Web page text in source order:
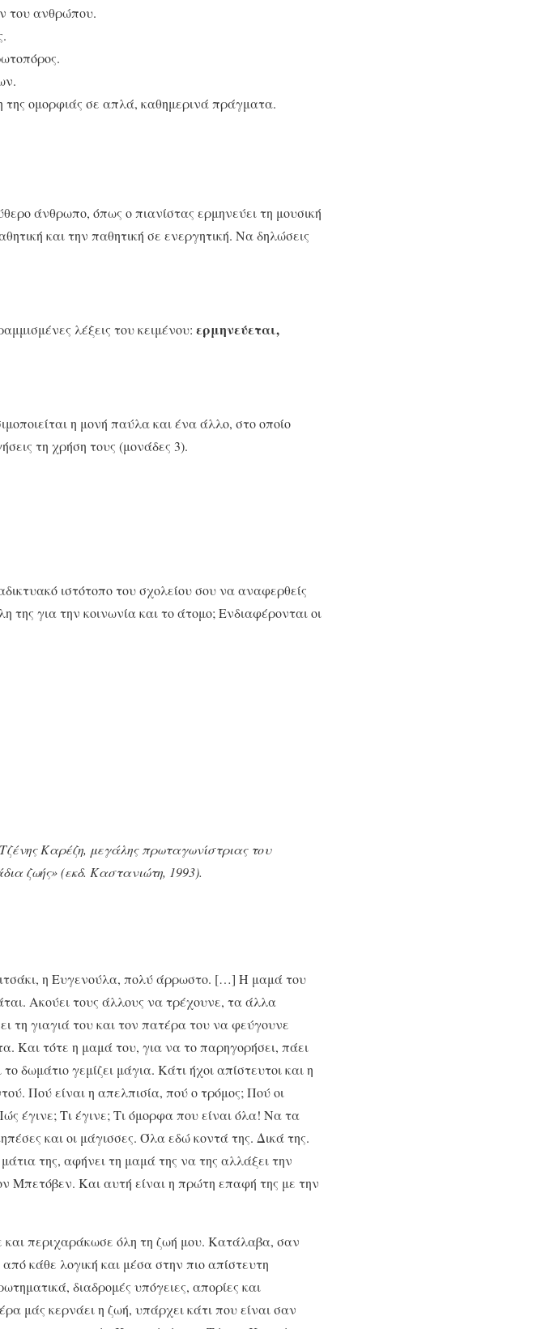
του ανθρώπου.
της ομορφιάς σε απλά, καθημερινά πράγματα.
άνθρωπο, όπως ο πιανίστας ερμηνεύει τη μουσική
και την παθητική σε ενεργητική. Να δηλώσεις
λέξεις του κειμένου: ερμηνεύεται,
η μονή παύλα και ένα άλλο, στο οποίο
τη χρήση τους (μονάδες 3).
ιστότοπο του σχολείου σου να αναφερθείς
της για την κοινωνία και το άτομο; Ενδιαφέρονται οι
Καρέζη, μεγάλης πρωταγωνίστριας του
ζωής» (εκδ. Καστανιώτη, 1993).
η Ευγενούλα, πολύ άρρωστο. […] Η μαμά του
Ακούει τους άλλους να τρέχουνε, τα άλλα
τη γιαγιά του και τον πατέρα του να φεύγουνε
Και τότε η μαμά του, για να το παρηγορήσει, πάει
γεμίζει μάγια. Κάτι ήχοι απίστευτοι και η
Πού είναι η απελπισία, πού ο τρόμος; Πού οι
έγινε; Τι έγινε; Τι όμορφα που είναι όλα! Να τα
και οι μάγισσες. Όλα εδώ κοντά της. Δικά της.
της, αφήνει τη μαμά της να της αλλάξει την
Μπετόβεν. Και αυτή είναι η πρώτη επαφή της με την
και περιχαράκωσε όλη τη ζωή μου. Κατάλαβα, σαν
κάθε λογική και μέσα στην πιο απίστευτη
διαδρομές υπόγειες, απορίες και
μάς κερνάει η ζωή, υπάρχει κάτι που είναι σαν